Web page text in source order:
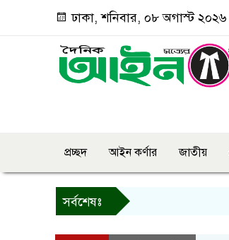
ঢাকা, শনিবার, ০৮ অগাস্ট
প্রচ্ছদ আইন কর্ণার জাতীয়
সর্বশেষঃ